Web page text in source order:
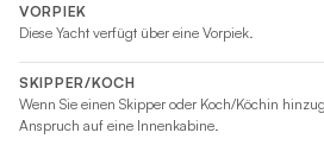
VORPIEK
Diese Yacht verfügt über eine Vorpiek.
SKIPPER/KOCH
Wenn Sie einen Skipper oder Koch/Köchin
Anspruch auf eine Innenkabine.